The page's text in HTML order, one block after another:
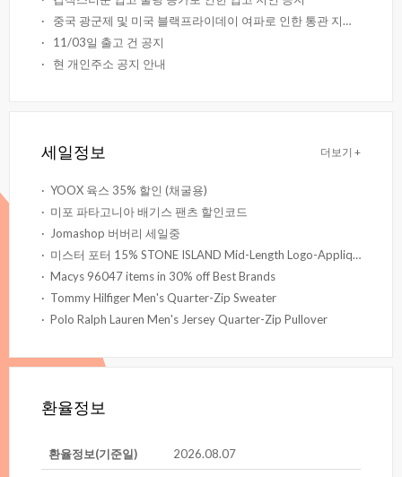
· 중국광군제및미국블랙프라이데이여파로인한통관지연안내
· 11/03일출고건공지
· 현개인주소공지안내
세일정보 더보기+
· YOOX육스35%할인(채굴용)
· 미포파타고니아배기스팬츠할인코드
·
Jomashop버버리세일중
· 미스터포터15%STONEISLANDMid-LengthLogo-AppliquédGarment-DyedSwimShorts
· Macys96047itemsin30%offBestBrands
· TommyHilfigerMen'sQuarter-ZipSweater
· PoloRalphLaurenMen'sJerseyQuarter-ZipPullover
환율정보
환율정보(기준일) 2026.08.07